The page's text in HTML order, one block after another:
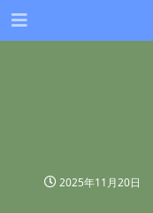
2025年11月20日